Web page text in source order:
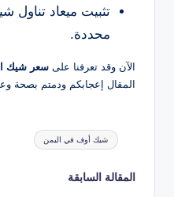
تثبيت ميعاد
محددة.
الآن وقد تعرفنا على سعر شيك
المقال إعجابكم ودمتم بصحة
العلامات:
شيك أوف في اليمن
تصفّح
المقالة السابقة